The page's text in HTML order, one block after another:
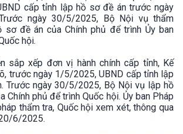
cấp tỉnh lập hồ sơ đề án trước ngày
ngày 30/5/2025, Bộ Nội vụ thẩm
sơ đề án của Chính phủ để trình Ủy ban
hội.
sắp xếp đơn vị hành chính cấp tỉnh, Kế
trước ngày 1/5/2025, UBND cấp tỉnh lập
Trước ngày 30/5/2025, Bộ Nội vụ lập hồ
Chính phủ để trình Quốc hội. Ủy ban Pháp
thẩm tra, Quốc hội xem xét, thông qua
6/2025.